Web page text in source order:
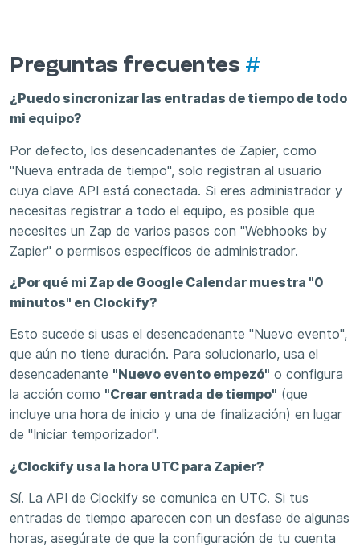
Preguntas frecuentes #
¿Puedo sincronizar las entradas de tiempo de todo
mi equipo?
Por defecto, los desencadenantes de Zapier, como
"Nueva entrada de tiempo", solo registran al usuario
cuya clave API está conectada. Si eres administrador y
necesitas registrar a todo el equipo, es posible que
necesites un Zap de varios pasos con "Webhooks by
Zapier" o permisos específicos de administrador.
¿Por qué mi Zap de Google Calendar muestra "0
minutos" en Clockify?
Esto sucede si usas el desencadenante "Nuevo evento",
que aún no tiene duración. Para solucionarlo, usa el
desencadenante "Nuevo evento empezó" o configura
la acción como "Crear entrada de tiempo" (que
incluye una hora de inicio y una de finalización) en lugar
de "Iniciar temporizador".
¿Clockify usa la hora UTC para Zapier?
Sí. La API de Clockify se comunica en UTC. Si tus
entradas de tiempo aparecen con un desfase de algunas
horas, asegúrate de que la configuración de tu cuenta